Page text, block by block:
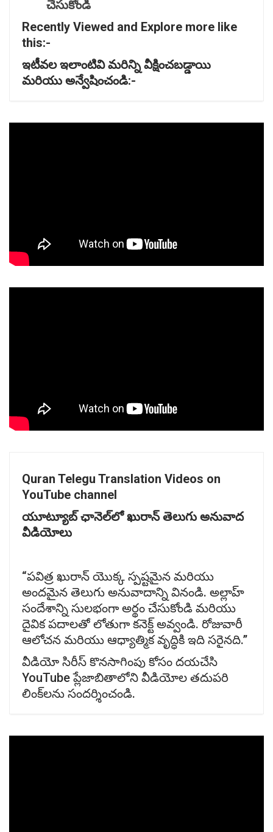
చేసుకోండి
Recently Viewed and Explore more like
this:-
ఇటీవలఇలాంటివిమరిన్నివీక్షించబడ్డాయి
మరియు అన్వేషించండి:-
Quran Telegu Translation Videos on
YouTube channel
యూట్యూబ్ ఛానెల్‌లోఖురాన్తెలుగు అనువాద
వీడియోలు
“పవిత్ర ఖురాన్ యొక్క స్పష్టమైన మరియు
అందమైన తెలుగు అనువాదాన్ని వినండి. అల్లాహ్
సందేశాన్ని సులభంగా అర్థం చేసుకోండి మరియు
దైవిక పదాలతో లోతుగా కనెక్ట్ అవ్వండి. రోజువారీ
ఆలోచన మరియు ఆధ్యాత్మిక వృద్ధికి ఇది సరైనది.”
వీడియో సిరీస్ కొనసాగింపు కోసం దయచేసి
YouTube ప్లేజాబితాలోని వీడియోల తదుపరి
లింక్‌లను సందర్శించండి.